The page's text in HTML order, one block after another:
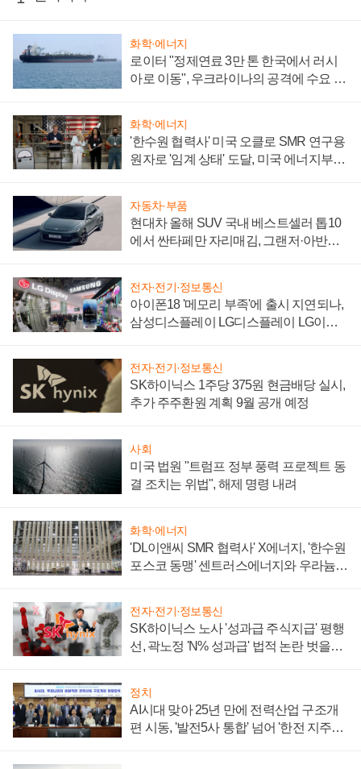
화학·에너지
로이터 "정제연료 3만 톤 한국에서 러시
아로 이동", 우크라이나의 공격에 수요 늘
화학·에너지
'한수원 협력사' 미국 오클로 SMR 연구용
원자로 '임계 상태' 도달, 미국 에너지부
자동차·부품
현대차 올해 SUV 국내 베스트셀러 톱10
에서 싼타페만 자리매김, 그랜저·아반떼
전자·전기·정보통신
아이폰18 '메모리 부족'에 출시 지연되나,
삼성디스플레이 LG디스플레이 LG이노
전자·전기·정보통신
SK하이닉스 1주당 375원 현금배당 실시,
추가 주주환원 계획 9월 공개 예정
사회
미국 법원 "트럼프 정부 풍력 프로젝트 동
결 조치는 위법", 해제 명령 내려
화학·에너지
'DL이앤씨 SMR 협력사' X에너지, '한수원
포스코 동맹' 센트러스에너지와 우라늄
전자·전기·정보통신
SK하이닉스 노사 '성과급 주식지급' 평행
선, 곽노정 'N% 성과급' 법적 논란 벗을지
정치
AI시대 맞아 25년 만에 전력산업 구조개
편 시동, '발전5사 통합' 넘어 '한전 지주사'